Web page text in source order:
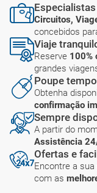
Circuitos,
concebidos
Viaje
Reserve 100%
grandes
Poupe tempo
Obtenha
confirmação
Sempre
A partir do
Assistência
Ofertas e
Encontre a
com as